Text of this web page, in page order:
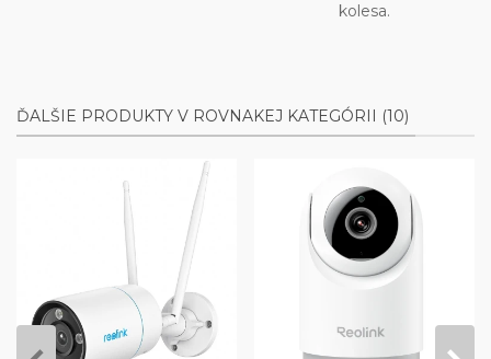
kolesa.
ĎALŠIE PRODUKTY V ROVNAKEJ KATEGÓRII (10)